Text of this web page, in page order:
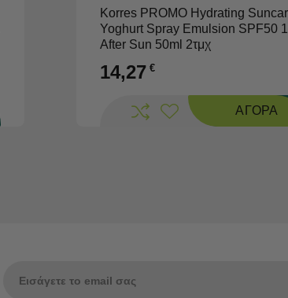
Korres PROMO Hydrating
Yoghurt Spray Emulsion SPF50
After Sun 50ml 2τμχ
14,27 €
ΑΓΟΡΑ